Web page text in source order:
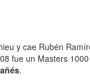
y cae Rubén
fue un Masters
.